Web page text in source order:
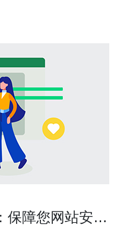
保障您网站安全